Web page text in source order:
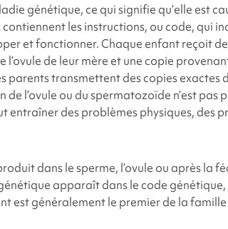
génétique, ce qui signifie qu’elle est
les instructions, ou code, qui
et fonctionner. Chaque enfant reçoit
l’ovule de leur mère et une copie
parents transmettent des copies exactes
l’ovule ou du spermatozoïde n’est pas
des problèmes physiques, des
dans le sperme, l’ovule ou après la
apparaît dans le code
est généralement le premier de la